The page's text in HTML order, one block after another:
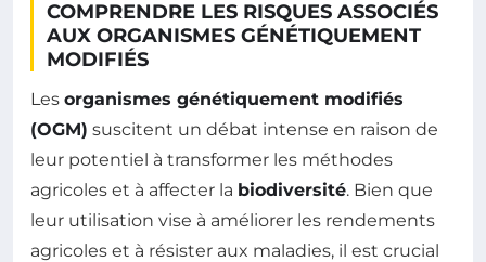
COMPRENDRE LES RISQUES ASSOCIÉS
AUX ORGANISMES GÉNÉTIQUEMENT
MODIFIÉS
Les organismes génétiquement modifiés
(OGM) suscitent un débat intense en raison de
leur potentiel à transformer les méthodes
agricoles et à affecter la biodiversité. Bien que
leur utilisation vise à améliorer les rendements
agricoles et à résister aux maladies, il est crucial